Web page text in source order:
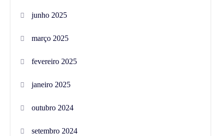
junho 2025
março 2025
fevereiro 2025
janeiro 2025
outubro 2024
setembro 2024